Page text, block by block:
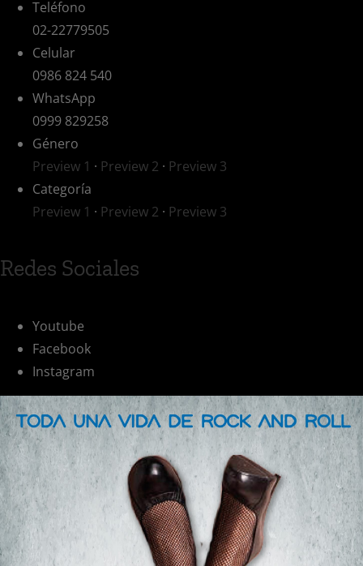
Teléfono
02-22779505
Celular
0986 824 540
WhatsApp
0999 829258
Género
Preview 1 · Preview 2 · Preview 3
Categoría
Preview 1 · Preview 2 · Preview 3
Redes Sociales
Youtube
Facebook
Instagram